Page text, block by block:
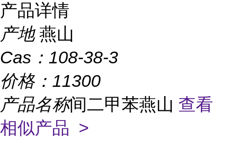
产品详情
产地 燕山
Cas： 108-38-3
价格： 11300
产品名称间二甲苯燕山 查看
相似产品 >